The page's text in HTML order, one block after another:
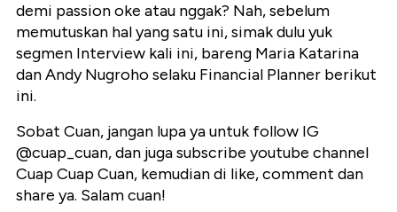
demi passion oke atau nggak? Nah, sebelum
memutuskan hal yang satu ini, simak dulu yuk
segmen Interview kali ini, bareng Maria Katarina
dan Andy Nugroho selaku Financial Planner berikut
ini.
Sobat Cuan, jangan lupa ya untuk follow IG
@cuap_cuan, dan juga subscribe youtube channel
Cuap Cuap Cuan, kemudian di like, comment dan
share ya. Salam cuan!